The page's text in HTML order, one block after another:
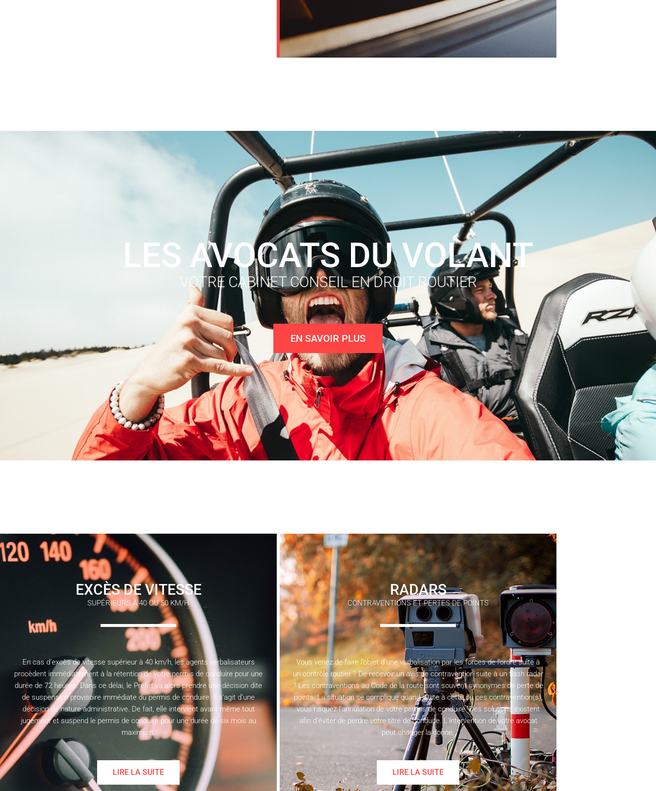
LES AVOCATS DU VOLANT
VOTRE CABINET CONSEIL EN DROIT ROUTIER
EN SAVOIR PLUS
EXCÈS DE VITESSE
SUPÉRIEURS À 40 OU 50 KM/H
En cas d’excès de vitesse supérieur à 40 km/h, les agents verbalisateurs
procèdent immédiatement à la rétention de votre permis de conduire pour une
durée de 72 heures. Dans ce délai, le Préfet va alors prendre une décision dite
de suspension provisoire immédiate du permis de conduire. Il s’agit d’une
décision de nature administrative. De fait, elle intervient avant même tout
jugement et suspend le permis de conduire pour une durée de six mois au
maximum.
LIRE LA SUITE
RADARS
CONTRAVENTIONS ET PERTES DE POINTS
Vous venez de faire l’objet d’une verbalisation par les forces de l’ordre suite à
un contrôle routier ? De recevoir un avis de contravention suite à un flash radar
? Les contraventions au Code de la route sont souvent synonymes de perte de
points. La situation se complique quand, suite à cette ou ces contravention(s),
vous risquez l’annulation de votre permis de conduire. Des solutions existent
afin d’éviter de perdre votre titre de conduite. L’intervention de votre avocat
peut changer la donne.
LIRE LA SUITE